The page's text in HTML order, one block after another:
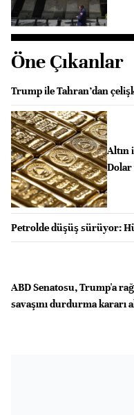
Öne Çıkanlar
Trump ile Tahran’dan
Altın
Dolar
Petrolde düşüş sürüyor:
ABD Senatosu, Trump'a
savaşını durdurma kararı